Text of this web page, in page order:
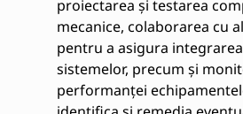
proiectarea și testarea
mecanice, colaborarea cu
pentru a asigura
sistemelor, precum și
performanței